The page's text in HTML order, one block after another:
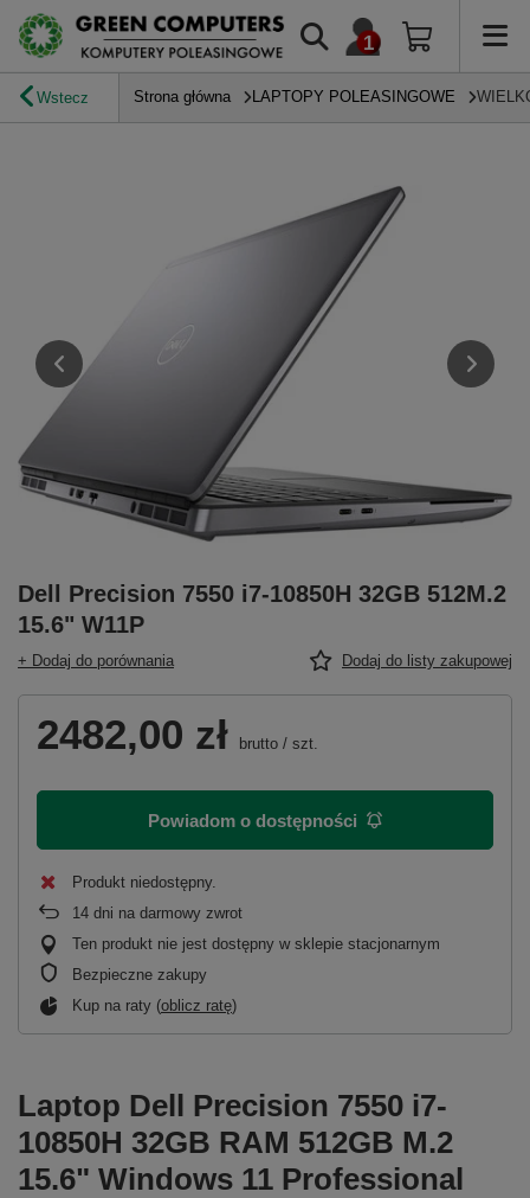
Wstecz Strona główna LAPTOPY POLEASINGOWE
Dell Precision 7550 i7-10850H 32GB 512M.2
15.6" W11P
+ Dodaj do porównania Dodaj do listy zakupowej
2482,00 zł brutto / szt.
Powiadom o dostępności
Produkt niedostępny
14 dni na darmowy zwrot
Ten produkt nie jest dostępny w sklepie stacjonarnym
Bezpieczne zakupy
Kup na raty (oblicz ratę)
Laptop Dell Precision 7550 i7-
10850H 32GB RAM 512GB M.2
15.6" Windows 11 Professional